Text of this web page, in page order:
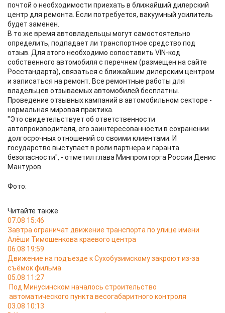
почтой о необходимости приехать в ближайший дилерский
центр для ремонта. Если потребуется, вакуумный усилитель
будет заменен.
В то же время автовладельцы могут самостоятельно
определить, подпадает ли транспортное средство под
отзыв. Для этого необходимо сопоставить VIN-код
собственного автомобиля с перечнем (размещен на сайте
Росстандарта), связаться с ближайшим дилерским центром
и записаться на ремонт. Все ремонтные работы для
владельцев отзываемых автомобилей бесплатны.
Проведение отзывных кампаний в автомобильном секторе -
нормальная мировая практика.
"Это свидетельствует об ответственности
автопроизводителя, его заинтересованности в сохранении
долгосрочных отношений со своими клиентами. И
государство выступает в роли партнера и гаранта
безопасности", - отметил глава Минпромторга России Денис
Мантуров.
Фото:
Читайте также
07.08 15:46
Завтра ограничат движение транспорта по улице имени
Алёши Тимошенкова краевого центра
06.08 19:59
Движение на подъезде к Сухобузимскому закроют из-за
съёмок фильма
05.08 11:27
Под Минусинском началось строительство
автоматического пункта весогабаритного контроля
03.08 10:13